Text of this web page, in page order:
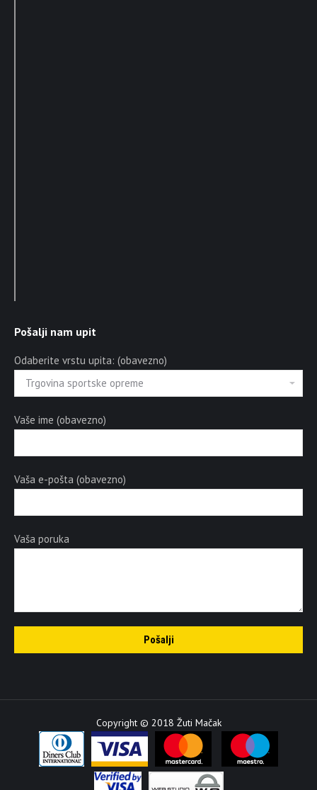
Pošalji nam upit
Odaberite vrstu upita: (obavezno)
Vaše ime (obavezno)
Vaša e-pošta (obavezno)
Vaša poruka
Copyright © 2018 Žuti Mačak